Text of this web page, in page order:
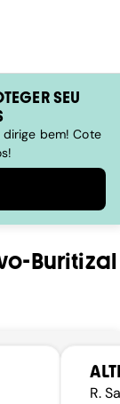
SEU
bem! Cote
Buritizal
R.